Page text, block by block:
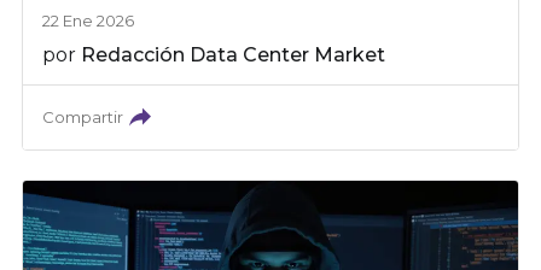
22 Ene 2026
por Redacción Data Center Market
Compartir